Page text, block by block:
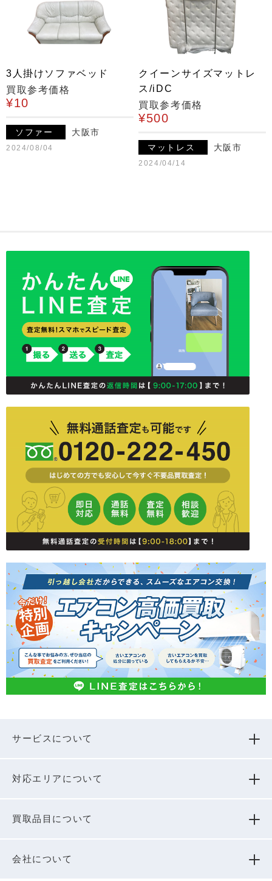
3人掛けソファベッド
買取参考価格
¥10
ソファー 大阪市
2024/08/04
クイーンサイズマットレ
ス/iDC
買取参考価格
¥500
マットレス 大阪市
2024/04/14
サービスについて
対応エリアについて
買取品⽬について
会社について